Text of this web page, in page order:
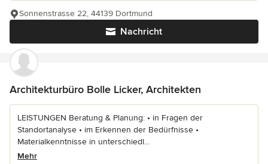
Nachricht
Sonnenstrasse 22, 44139 Dortmund
Architekturbüro Bolle Licker, Architekten
LEISTUNGEN Beratung & Planung: • in Fragen der
Standortanalyse • im Erkennen der Bedürfnisse •
Materialkenntnisse in unterschiedl...
Mehr